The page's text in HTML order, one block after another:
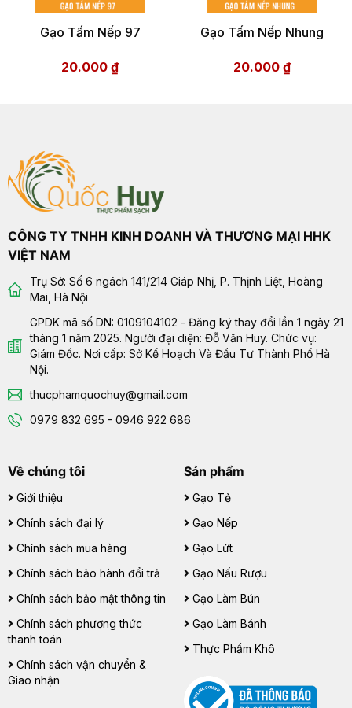
Gạo Tấm Nếp 97
20.000 ₫
Gạo Tấm Nếp Nhung
20.000 ₫
CÔNG TY TNHH KINH DOANH VÀ THƯƠNG MẠI HHK
VIỆT NAM
Trụ Sở: Số 6 ngách 141/214 Giáp Nhị, P. Thịnh Liệt, Hoàng
Mai, Hà Nội
GPDK mã số DN: 0109104102 - Đăng ký thay đổi lần 1 ngày 21
tháng 1 năm 2025. Người đại diện: Đỗ Văn Huy. Chức vụ:
Giám Đốc. Nơi cấp: Sở Kế Hoạch Và Đầu Tư Thành Phố Hà
Nội.
thucphamquochuy@gmail.com
0979 832 695 - 0946 922 686
Về chúng tôi
Giới thiệu
Chính sách đại lý
Chính sách mua hàng
Chính sách bảo hành đổi trả
Chính sách bảo mật thông tin
Chính sách phương thức
thanh toán
Chính sách vận chuyển &
Giao nhận
Sản phẩm
Gạo Tẻ
Gạo Nếp
Gạo Lứt
Gạo Nấu Rượu
Gạo Làm Bún
Gạo Làm Bánh
Thực Phẩm Khô